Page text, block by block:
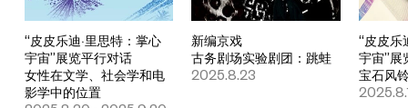
“皮皮乐迪·里思特：掌心
宇宙”展览平行对话
女性在文学、社会学和电
影学中的位置
新编京戏
古务剧场实验剧团：跳蛙
2025.8.23
“皮皮乐
宇宙”展
宝石风